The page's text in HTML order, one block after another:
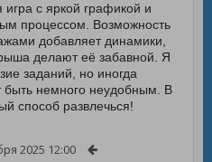
игра с яркой графикой и
процессом. Возможность
добавляет динамики,
делают её забавной. Я
заданий, но иногда
быть немного неудобным. В
способ развлечься!
2025 12:00